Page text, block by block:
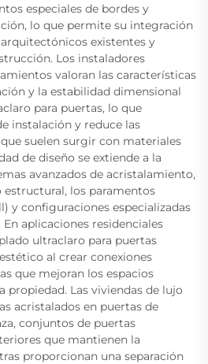
especiales de bordes y
lo que permite su integración
existentes y
Los instaladores
valoran las características
y la estabilidad dimensional
para puertas, lo que
instalación y reduce las
suelen surgir con materiales
de diseño se extiende a la
avanzados de acristalamiento,
los paramentos
y configuraciones especializadas
aplicaciones residenciales
ultraclaro para puertas
al crear conexiones
que mejoran los espacios
propiedad. Las viviendas de lujo
acristalados en puertas de
conjuntos de puertas
que mantienen la
proporcionan una separación